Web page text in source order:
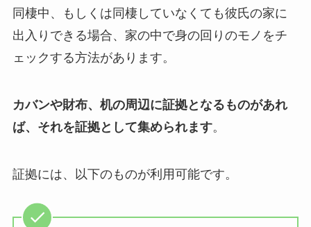
同棲中、もしくは同棲していなくても彼氏の家に
出入りできる場合、家の中で身の回りのモノをチ
ェックする方法があります。
カバンや財布、机の周辺に証拠となるものがあれ
ば、それを証拠として集められます。
証拠には、以下のものが利用可能です。